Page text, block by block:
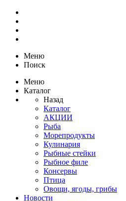
Меню
Поиск
Меню
Каталог
Назад
Каталог
АКЦИИ
Рыба
Морепродукты
Кулинария
Рыбные стейки
Рыбное филе
Консервы
Птица
Овощи, ягоды, грибы
Новости